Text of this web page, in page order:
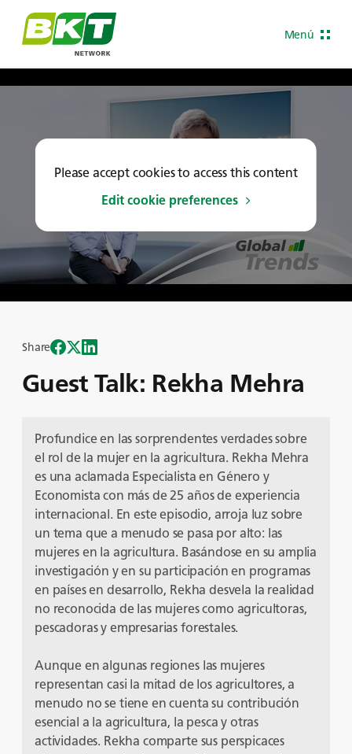
Menú
Please accept cookies to access this content
Edit cookie preferences
Guest Talk: Rekha Mehra
Share
Profundice en las sorprendentes verdades sobre
el rol de la mujer en la agricultura. Rekha Mehra
es una aclamada Especialista en Género y
Economista con más de 25 años de experiencia
internacional. En este episodio, arroja luz sobre
un tema que a menudo se pasa por alto: las
mujeres en la agricultura. Basándose en su amplia
investigación y en su participación en programas
en países en desarrollo, Rekha desvela la realidad
no reconocida de las mujeres como agricultoras,
pescadoras y empresarias forestales.
Aunque en algunas regiones las mujeres
representan casi la mitad de los agricultores, a
menudo no se tiene en cuenta su contribución
esencial a la agricultura, la pesca y otras
actividades. Rekha comparte sus perspicaces